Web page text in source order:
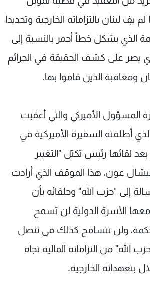
يفِ لبنان بالتزاماته الخارجية وتحديدا
الذي يشكل خطاً أحمر بالنسبة إلى
يصر على كشف الحقيقة في الجرائم
ومعاقبة الذين قاموا بها.
المسؤول الأميركي والتي أعقبت
أطلقته السفيرة الأميركية في
لقائها رئيس تكتل "التغيير
عون، هذا الموقف الذي أرادت
إلى "حزب الله" وحلفائه بأن
الأسرة الدولية لن تسمح
ولن تتسامح كذلك في تنصل
من التزاماته المالية تجاه
بتعهداته الخارجية.